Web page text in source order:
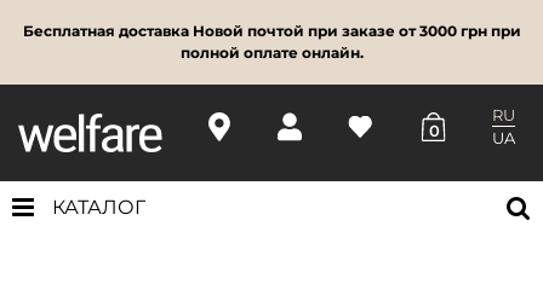
Бесплатная доставка Новой почтой при заказе от 3000 грн при
полной оплате онлайн.
0
RU
UA
КАТАЛОГ